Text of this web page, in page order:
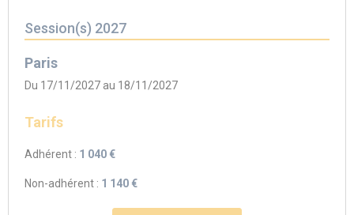
Session(s) 2027
Paris
Du 17/11/2027 au 18/11/2027
Tarifs
Adhérent : 1 040 €
Non-adhérent : 1 140 €